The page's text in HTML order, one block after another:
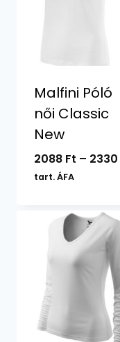
Malfini Póló
női Classic
New
2088 Ft – 2330
tart. ÁFA